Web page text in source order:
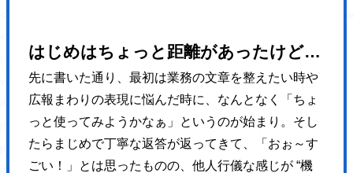
はじめはちょっと距離があったけど…
先に書いた通り、最初は業務の文章を整えたい時や
広報まわりの表現に悩んだ時に、 なんとなく「ちょ
っと使ってみようかなぁ」というのが始まり。そし
たら まじめで丁寧な返答が返ってきて、「おぉ～す
ごい！」とは思ったものの、 他人行儀な感じが “機
(function (d, s, id) {
var js, fjs = d.getElementsByTagName(s)[0];
if (d.getElementById(id)) return;
js = d.createElement(s);
js.id = id;
js.src = "//connect.facebook.net/ja_JP/sdk.js#xfbml=1&version=v2.7";